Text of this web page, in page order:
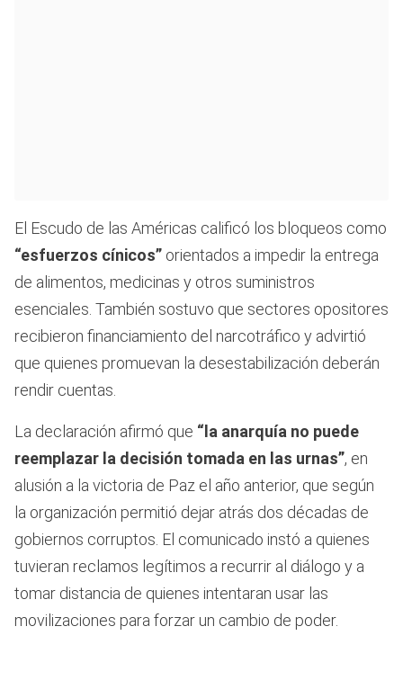
El Escudo de las Américas calificó los bloqueos como
“esfuerzos cínicos” orientados a impedir la entrega
de alimentos, medicinas y otros suministros
esenciales. También sostuvo que sectores opositores
recibieron financiamiento del narcotráfico y advirtió
que quienes promuevan la desestabilización deberán
rendir cuentas.
La declaración afirmó que “la anarquía no puede
reemplazar la decisión tomada en las urnas”, en
alusión a la victoria de Paz el año anterior, que según
la organización permitió dejar atrás dos décadas de
gobiernos corruptos. El comunicado instó a quienes
tuvieran reclamos legítimos a recurrir al diálogo y a
tomar distancia de quienes intentaran usar las
movilizaciones para forzar un cambio de poder.